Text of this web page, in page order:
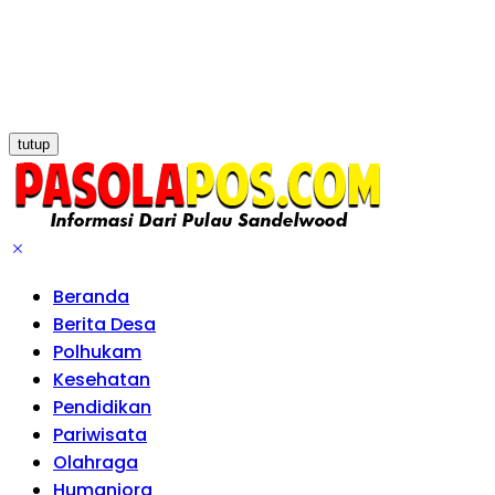
tutup
Beranda
Berita Desa
Polhukam
Kesehatan
Pendidikan
Pariwisata
Olahraga